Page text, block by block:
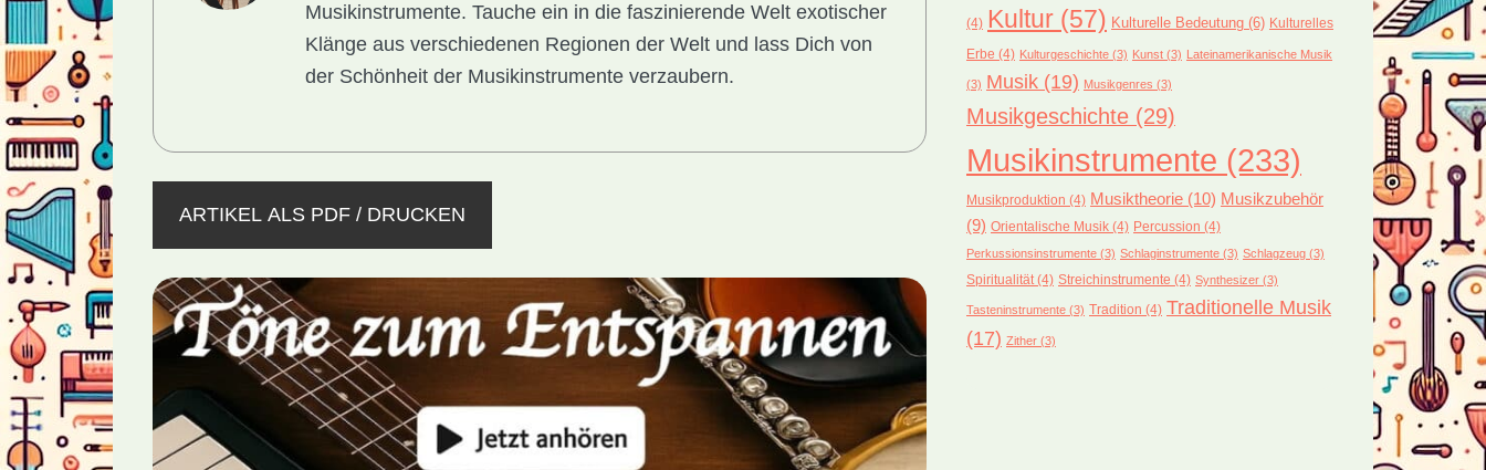
Musikinstrumente. Tauche ein in die faszinierende Welt exotischer
Klänge aus verschiedenen Regionen der Welt und lass Dich von
der Schönheit der Musikinstrumente verzaubern.
ARTIKEL ALS PDF / DRUCKEN
(4) Kultur (57) Kulturelle Bedeutung (6) Kulturelles
Erbe (4) Kulturgeschichte (3) Kunst (3) Lateinamerikanische Musik
(3) Musik (19) Musikgenres (3)
Musikgeschichte (29)
Musikinstrumente (233)
Musikproduktion (4) Musiktheorie (10) Musikzubehör
(9) Orientalische Musik (4) Percussion (4)
Perkussionsinstrumente (3) Schlaginstrumente (3) Schlagzeug (3)
Spiritualität (4) Streichinstrumente (4) Synthesizer (3)
Tasteninstrumente (3) Tradition (4) Traditionelle Musik
(17) Zither (3)